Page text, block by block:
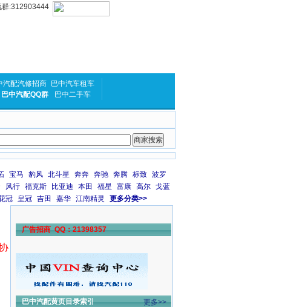
群:312903444
汽配汽修招商
巴中汽车租车
巴中汽配QQ群 巴中二手车
宝马 豹风 北斗星 奔奔 奔驰 奔腾 标致 波罗
风行 福克斯 比亚迪 本田 福星 富康 高尔 戈蓝
冠 皇冠 吉田 嘉华 江南精灵 更多分类>>
广告招商 QQ：21398357
巴中汽配黄页目录索引 更多>>